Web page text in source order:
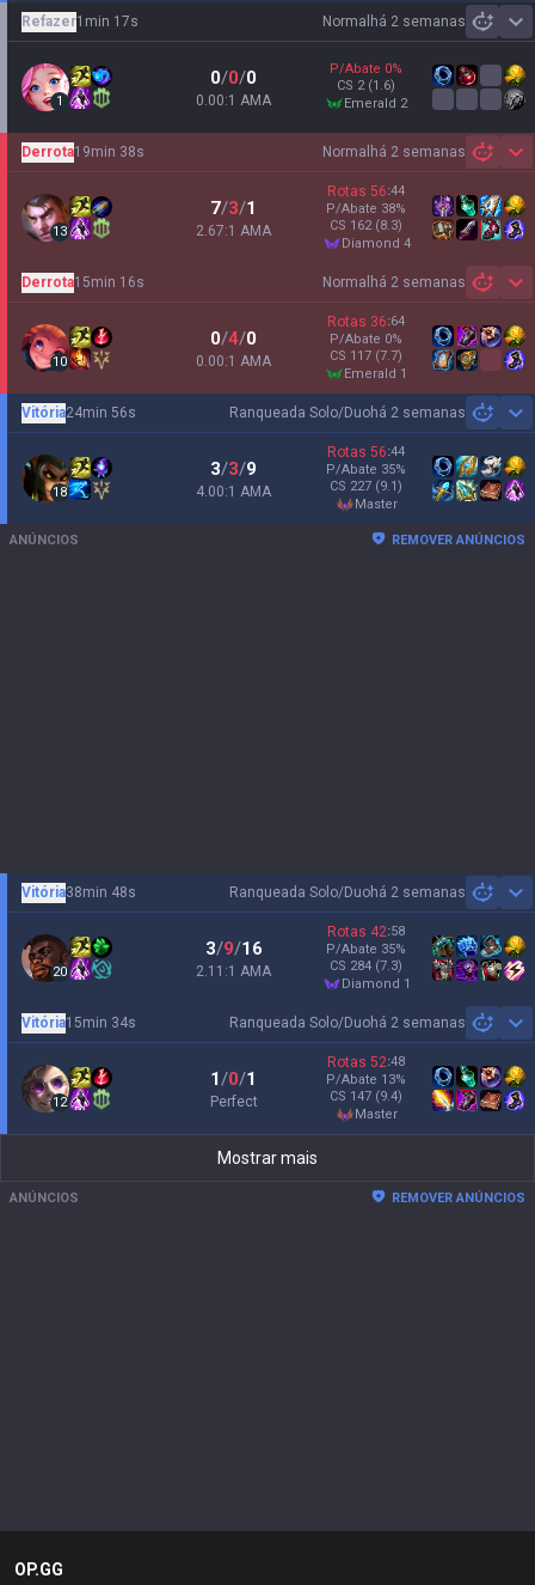
Normal há 2 semanas
Refazer1min 17s
1
0/0/0
0.00:1 AMA
P/Abate 0%
CS 2 (1.6)
emerald 2
Normal há 2 semanas
Derrota19min 38s
13
7/3/1
2.67:1 AMA
Rotas 56:44
P/Abate 38%
CS 162 (8.3)
diamond 4
Normal há 2 semanas
Derrota15min 16s
10
0/4/0
0.00:1 AMA
Rotas 36:64
P/Abate 0%
CS 117 (7.7)
emerald 1
Ranqueada Solo/Duohá 2 semanas
Vitória24min 56s
18
3/3/9
4.00:1 AMA
Rotas 56:44
P/Abate 35%
CS 227 (9.1)
master
ANÚNCIOS REMOVER ANÚNCIOS
Ranqueada Solo/Duohá 2 semanas
Vitória38min 48s
20
3/9/16
2.11:1 AMA
Rotas 42:58
P/Abate 35%
CS 284 (7.3)
diamond 1
Ranqueada Solo/Duohá 2 semanas
Vitória15min 34s
12
1/0/1
Perfect
Rotas 52:48
P/Abate 13%
CS 147 (9.4)
master
Mostrar mais
ANÚNCIOS REMOVER ANÚNCIOS
OP.GG